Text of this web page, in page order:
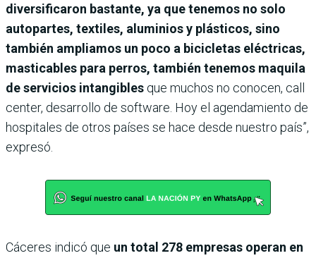
diversificaron bastante, ya que tenemos no solo
autopartes, textiles, aluminios y plásticos, sino
también ampliamos un poco a bicicletas eléctricas,
masticables para perros, también tenemos maquila
de servicios intangibles que muchos no conocen, call
center, desarrollo de software. Hoy el agendamiento de
hospitales de otros países se hace desde nuestro país”,
expresó.
Cáceres indicó que un total 278 empresas operan en